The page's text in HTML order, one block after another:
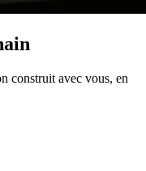
construit avec vous, en